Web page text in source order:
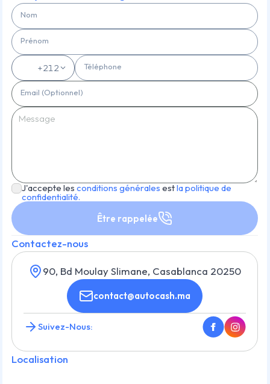
Nom
Prénom
+212 Téléphone
Email (Optionnel)
J'accepte les conditions générales estla politique de
confidentialité.
Être rappelée
Contactez-nous
90, Bd Moulay Slimane, Casablanca 20250
contact@autocash.ma
Suivez-Nous:
Localisation